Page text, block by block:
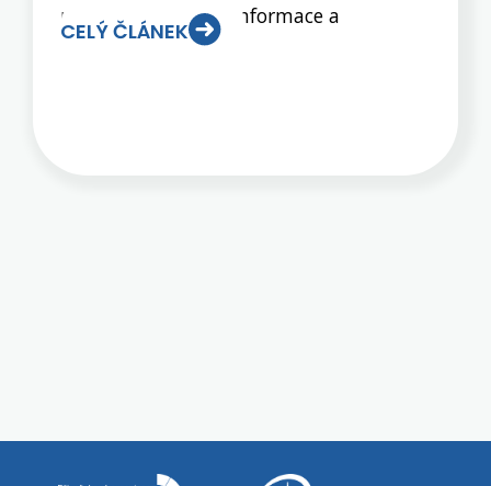
naleznete důležité informace a
dokumenty, s nimž je nutné se seznámit
TECHNICKÉ OBORY - budova SPŠ 28.
října 1598, Frýdek-Místek:: EKONOMICKÉ
CELÝ ČLÁNEK